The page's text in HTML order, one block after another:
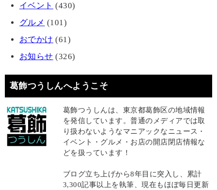
イベント (430)
グルメ (101)
おでかけ (61)
お知らせ (326)
葛飾つうしんへようこそ
葛飾つうしんは、東京都葛飾区の地域情報
を発信しています。普通のメディアでは取
り扱わないようなマニアックなニュース・
イベント・グルメ・お店の開店閉店情報な
どを扱っています！
ブログ立ち上げから8年目に突入し、累計
3,300記事以上を執筆、現在もほぼ毎日更新